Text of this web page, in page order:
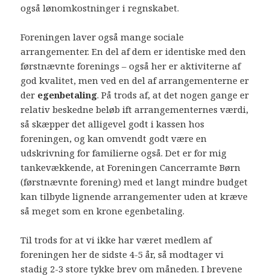
også lønomkostninger i regnskabet.
Foreningen laver også mange sociale
arrangementer. En del af dem er identiske med den
førstnævnte forenings – også her er aktiviterne af
god kvalitet, men ved en del af arrangementerne er
der egenbetaling. På trods af, at det nogen gange er
relativ beskedne beløb ift arrangementernes værdi,
så skæpper det alligevel godt i kassen hos
foreningen, og kan omvendt godt være en
udskrivning for familierne også. Det er for mig
tankevækkende, at Foreningen Cancerramte Børn
(førstnævnte forening) med et langt mindre budget
kan tilbyde lignende arrangementer uden at kræve
så meget som en krone egenbetaling.
Til trods for at vi ikke har været medlem af
foreningen her de sidste 4-5 år, så modtager vi
stadig 2-3 store tykke brev om måneden. I brevene